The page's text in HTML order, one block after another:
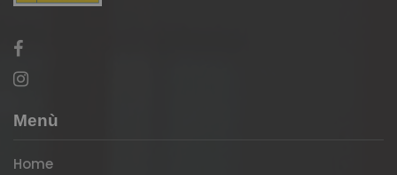
Menù
Home